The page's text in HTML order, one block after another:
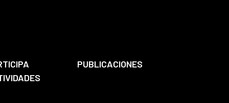
PUBLICACIONES